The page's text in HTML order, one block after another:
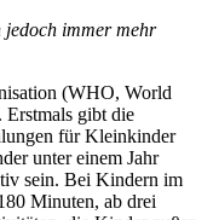
jedoch immer mehr
(WHO, World
Erstmals gibt die
für Kleinkinder
unter einem Jahr
sein. Bei Kindern im
Minuten, ab drei